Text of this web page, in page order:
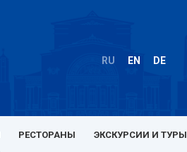
RU EN DE
РЕСТОРАНЫ ЭКСКУРСИИ И ТУРЫ